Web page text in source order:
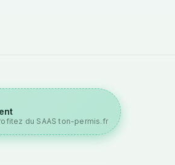
du SAAS ton-permis.fr